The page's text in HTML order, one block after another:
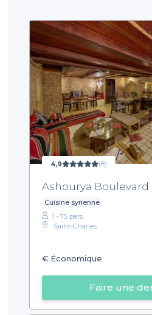
4,9 (8)
Ashourya Boulevard
Cuisine syrienne
1 - 75 pers.
Saint-Charles
€ Économique
Faire une